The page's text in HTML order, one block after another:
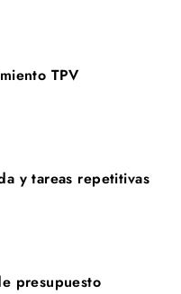
TPV
y tareas repetitivas
presupuesto